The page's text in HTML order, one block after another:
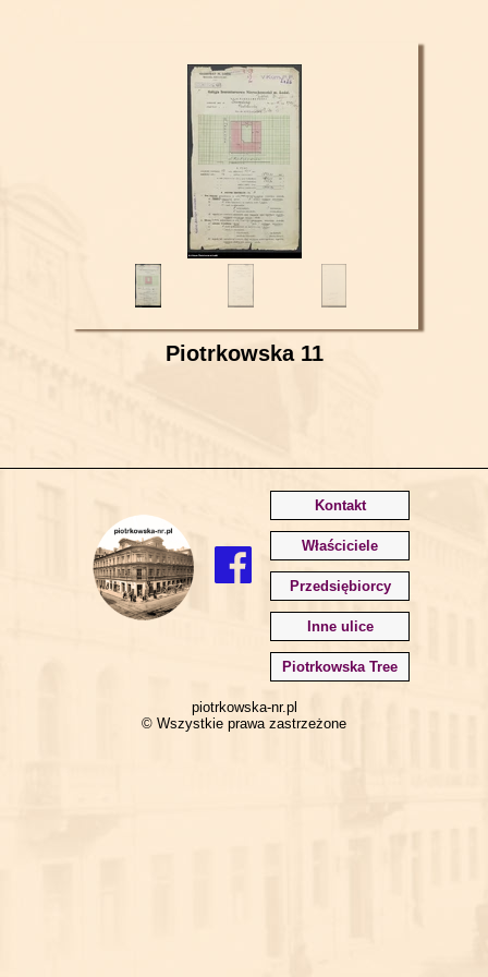
Piotrkowska 11
Kontakt
Właściciele
Przedsiębiorcy
Inne ulice
Piotrkowska Tree
piotrkowska-nr.pl
© Wszystkie prawa zastrzeżone